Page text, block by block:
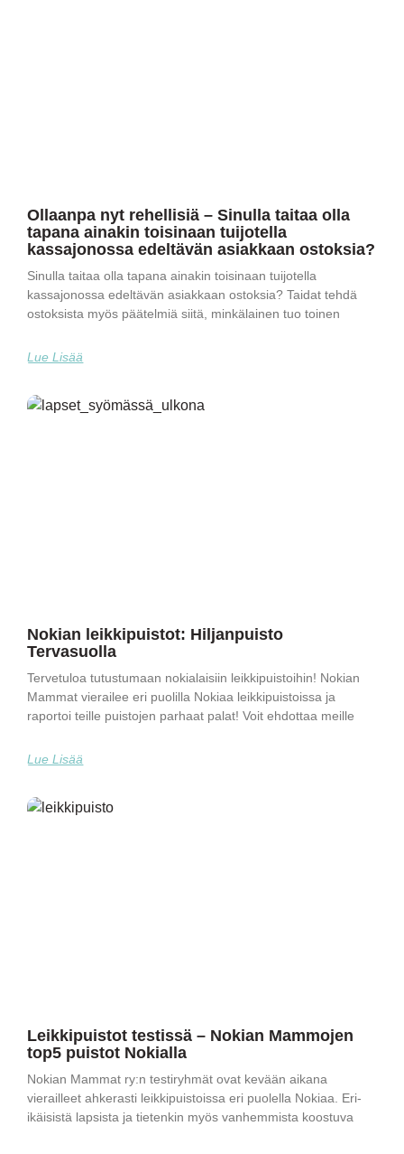
Ollaanpa nyt rehellisiä – Sinulla taitaa olla
tapana ainakin toisinaan tuijotella
kassajonossa edeltävän asiakkaan ostoksia?
Sinulla taitaa olla tapana ainakin toisinaan tuijotella
kassajonossa edeltävän asiakkaan ostoksia? Taidat tehdä
ostoksista myös päätelmiä siitä, minkälainen tuo toinen
Lue Lisää
Nokian leikkipuistot: Hiljanpuisto
Tervasuolla
Tervetuloa tutustumaan nokialaisiin leikkipuistoihin! Nokian
Mammat vierailee eri puolilla Nokiaa leikkipuistoissa ja
raportoi teille puistojen parhaat palat! Voit ehdottaa meille
Lue Lisää
Leikkipuistot testissä – Nokian Mammojen
top5 puistot Nokialla
Nokian Mammat ry:n testiryhmät ovat kevään aikana
vierailleet ahkerasti leikkipuistoissa eri puolella Nokiaa. Eri-
ikäisistä lapsista ja tietenkin myös vanhemmista koostuva